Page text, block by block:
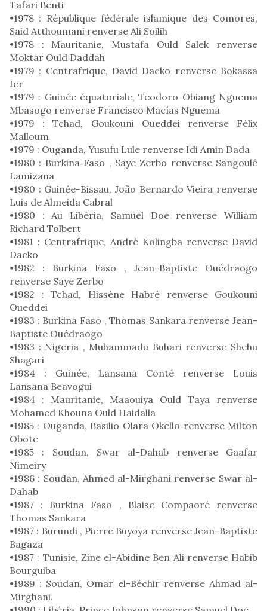
Tafari Benti
•1978 : République fédérale islamique des Comores,
Said Atthoumani renverse Ali Soilih
•1978 : Mauritanie, Mustafa Ould Salek renverse
Moktar Ould Daddah
•1979 : Centrafrique, David Dacko renverse Bokassa
Ier
•1979 : Guinée équatoriale, Teodoro Obiang Nguema
Mbasogo renverse Francisco Macías Nguema
•1979 : Tchad, Goukouni Oueddei renverse Félix
Malloum
•1979 : Ouganda, Yusufu Lule renverse Idi Amin Dada
•1980 : Burkina Faso , Saye Zerbo renverse Sangoulé
Lamizana
•1980 : Guinée-Bissau, João Bernardo Vieira renverse
Luis de Almeida Cabral
•1980 : Au Libéria, Samuel Doe renverse William
Richard Tolbert
•1981 : Centrafrique, André Kolingba renverse David
Dacko
•1982 : Burkina Faso , Jean-Baptiste Ouédraogo
renverse Saye Zerbo
•1982 : Tchad, Hissène Habré renverse Goukouni
Oueddei
•1983 : Burkina Faso , Thomas Sankara renverse Jean-
Baptiste Ouédraogo
•1983 : Nigeria , Muhammadu Buhari renverse Shehu
Shagari
•1984 : Guinée, Lansana Conté renverse Louis
Lansana Beavogui
•1984 : Mauritanie, Maaouiya Ould Taya renverse
Mohamed Khouna Ould Haidalla
•1985 : Ouganda, Basilio Olara Okello renverse Milton
Obote
•1985 : Soudan, Swar al-Dahab renverse Gaafar
Nimeiry
•1986 : Soudan, Ahmed al-Mirghani renverse Swar al-
Dahab
•1987 : Burkina Faso , Blaise Compaoré renverse
Thomas Sankara
•1987 : Burundi , Pierre Buyoya renverse Jean-Baptiste
Bagaza
•1987 : Tunisie, Zine el-Abidine Ben Ali renverse Habib
Bourguiba
•1989 : Soudan, Omar el-Béchir renverse Ahmad al-
Mirghani.